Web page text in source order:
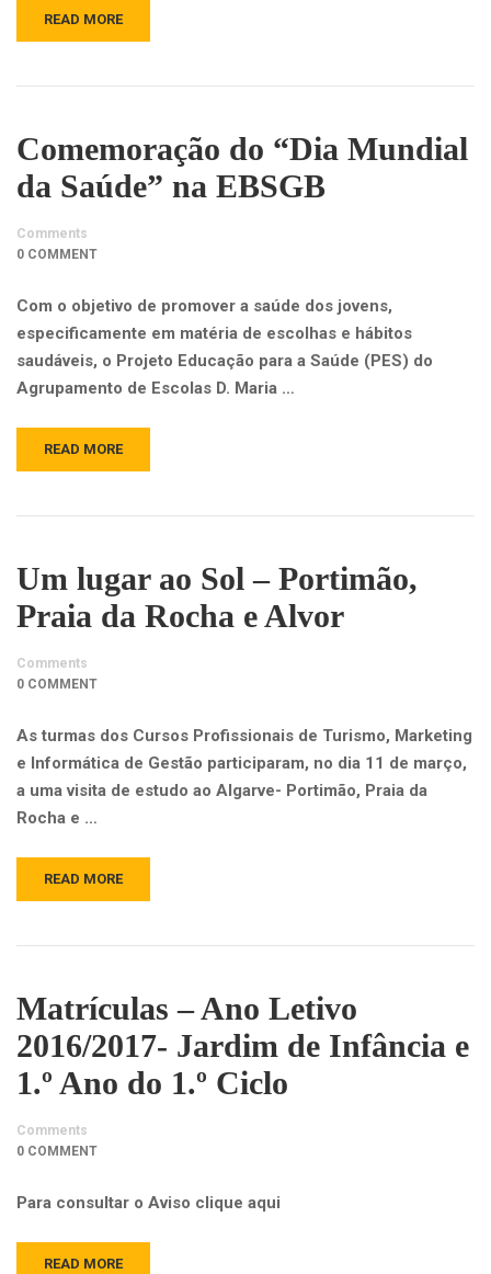
READ MORE
Comemoração do “Dia Mundial
da Saúde” na EBSGB
Comments
0 COMMENT
Com o objetivo de promover a saúde dos jovens,
especificamente em matéria de escolhas e hábitos
saudáveis, o Projeto Educação para a Saúde (PES) do
Agrupamento de Escolas D. Maria …
READ MORE
Um lugar ao Sol – Portimão,
Praia da Rocha e Alvor
Comments
0 COMMENT
As turmas dos Cursos Profissionais de Turismo, Marketing
e Informática de Gestão participaram, no dia 11 de março,
a uma visita de estudo ao Algarve- Portimão, Praia da
Rocha e …
READ MORE
Matrículas – Ano Letivo
2016/2017- Jardim de Infância e
1.º Ano do 1.º Ciclo
Comments
0 COMMENT
Para consultar o Aviso clique aqui
READ MORE